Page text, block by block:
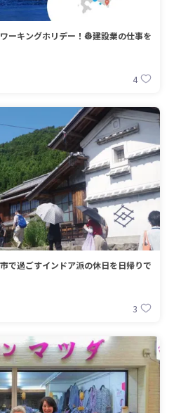
ーキングホリデー！👷建設業の仕事を
4
で過ごすインドア派の休日を日帰りで
3